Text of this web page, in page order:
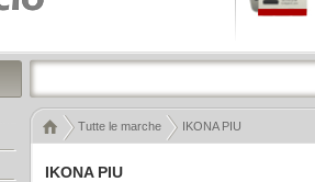
IKONA PIU
Tutte le marche IKONA PIU